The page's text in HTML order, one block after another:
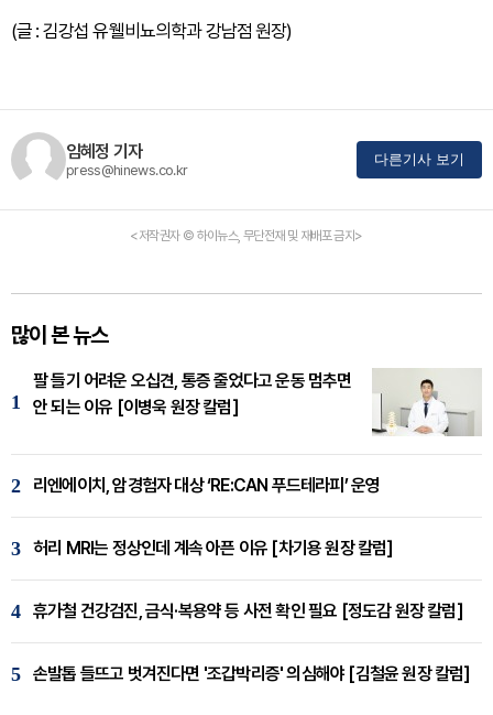
(글 : 김강섭 유웰비뇨의학과 강남점 원장)
임혜정 기자
press@hinews.co.kr
다른기사 보기
<저작권자 © 하이뉴스, 무단전재 및 재배포 금지>
많이 본 뉴스
1
팔 들기 어려운 오십견, 통증 줄었다고 운동 멈추면
안 되는 이유 [이병욱 원장 칼럼]
2 리엔에이치, 암경험자 대상 ‘RE:CAN 푸드테라피’ 운영
3 허리 MRI는 정상인데 계속 아픈 이유 [차기용 원장 칼럼]
4 휴가철 건강검진, 금식·복용약 등 사전 확인 필요 [정도감 원장 칼럼]
5 손발톱 들뜨고 벗겨진다면 '조갑박리증' 의심해야 [김철윤 원장 칼럼]